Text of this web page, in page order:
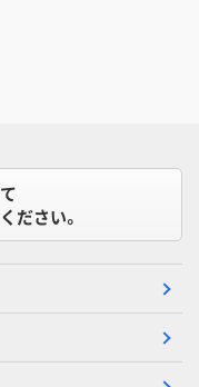
ださい。